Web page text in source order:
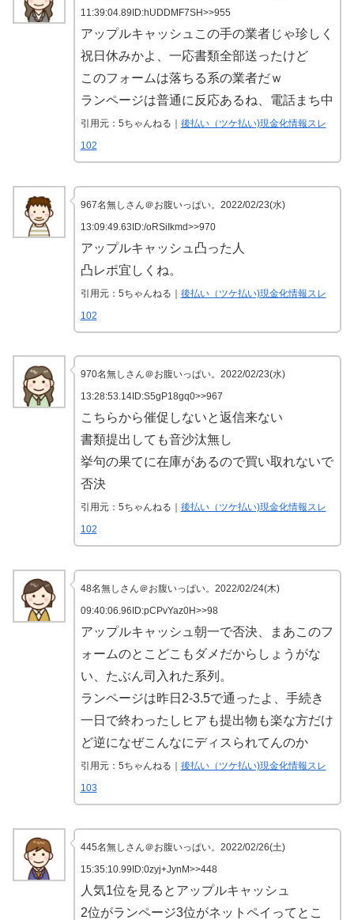
11:39:04.89ID:hUDDMF7SH>>955
アップルキャッシュこの手の業者じゃ珍しく
祝日休みかよ、一応書類全部送ったけど
このフォームは落ちる系の業者だｗ
ランページは普通に反応あるね、電話まち中
引用元：5ちゃんねる｜ 後払い（ツケ払い)現金化情報スレ
102
967名無しさん＠お腹いっぱい。2022/02/23(水)
13:09:49.63ID:/oRSiIkmd>>970
アップルキャッシュ凸った人
凸レポ宜しくね。
引用元：5ちゃんねる｜ 後払い（ツケ払い)現金化情報スレ
102
970名無しさん＠お腹いっぱい。2022/02/23(水)
13:28:53.14ID:S5gP18gq0>>967
こちらから催促しないと返信来ない
書類提出しても音沙汰無し
挙句の果てに在庫があるので買い取れないで
否決
引用元：5ちゃんねる｜ 後払い（ツケ払い)現金化情報スレ
102
48名無しさん＠お腹いっぱい。2022/02/24(木)
09:40:06.96ID:pCPvYaz0H>>98
アップルキャッシュ朝一で否決、まあこのフ
ォームのとこどこもダメだからしょうがな
い、たぶん司入れた系列。
ランページは昨日2-3.5で通ったよ、手続き
一日で終わったしヒアも提出物も楽な方だけ
ど逆になぜこんなにディスられてんのか
引用元：5ちゃんねる｜ 後払い（ツケ払い)現金化情報スレ
103
445名無しさん＠お腹いっぱい。2022/02/26(土)
15:35:10.99ID:0zyj+JynM>>448
人気1位を見るとアップルキャッシュ
2位がランページ3位がネットペイってとこ